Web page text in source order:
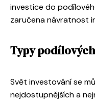
investice do
zaručena návratnost
Typy
Svět investování se
nejdostupnějších a